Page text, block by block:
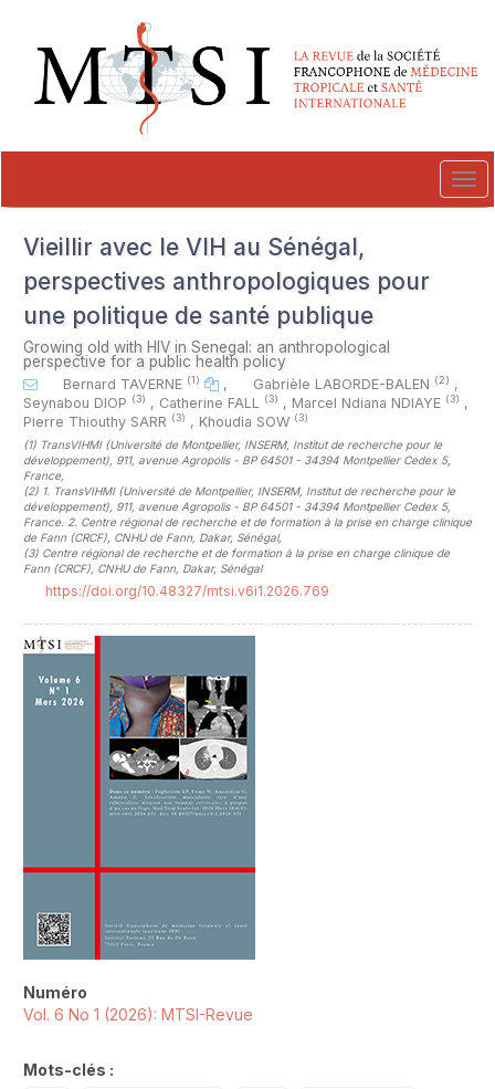
##plugins.themes.novelty.accessible_menu.main_navigation##
##plugins.themes.novelty.accessible_menu.main_content##
##plugins.themes.novelty.accessible_menu.sidebar##
Vieillir avec le VIH au Sénégal,
perspectives anthropologiques pour
une politique de santé publique
Growing old with HIV in Senegal: an anthropological
perspective for a public health policy
Bernard TAVERNE (1) , Gabrièle LABORDE-BALEN (2) ,
Seynabou DIOP (3) , Catherine FALL (3) , Marcel Ndiana NDIAYE (3) ,
Pierre Thiouthy SARR (3) , Khoudia SOW (3)
(1) TransVIHMI (Université de Montpellier, INSERM, Institut de recherche pour le
développement), 911, avenue Agropolis - BP 64501 - 34394 Montpellier Cedex 5,
France,
(2) 1. TransVIHMI (Université de Montpellier, INSERM, Institut de recherche pour le
développement), 911, avenue Agropolis - BP 64501 - 34394 Montpellier Cedex 5,
France. 2. Centre régional de recherche et de formation à la prise en charge clinique
de Fann (CRCF), CNHU de Fann, Dakar, Sénégal,
(3) Centre régional de recherche et de formation à la prise en charge clinique de
Fann (CRCF), CNHU de Fann, Dakar, Sénégal
https://doi.org/10.48327/mtsi.v6i1.2026.769
Numéro
Vol. 6 No 1 (2026): MTSI-Revue
Mots-clés :